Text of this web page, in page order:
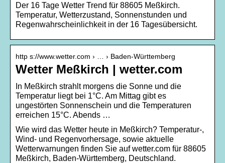
Der 16 Tage Wetter Trend für 88605 Meßkirch.
Temperatur, Wetterzustand, Sonnenstunden und
Regenwahrscheinlichkeit in der 16 Tagesübersicht.
http s://www.wetter.com › … › Baden-Württemberg
Wetter Meßkirch | wetter.com
In Meßkirch strahlt morgens die Sonne und die
Temperatur liegt bei 1°C. Am Mittag gibt es
ungestörten Sonnenschein und die Temperaturen
erreichen 15°C. Abends …
Wie wird das Wetter heute in Meßkirch? Temperatur-,
Wind- und Regenvorhersage, sowie aktuelle
Wetterwarnungen finden Sie auf wetter.com für 88605
Meßkirch, Baden-Württemberg, Deutschland.